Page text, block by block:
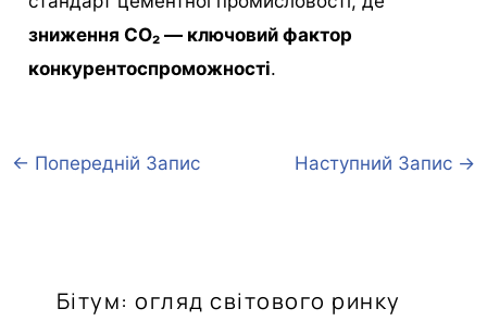
зниження CO₂ — ключовий фактор
конкурентоспроможності.
← Попередній Запис Наступний Запис →
Бітум: огляд світового ринку